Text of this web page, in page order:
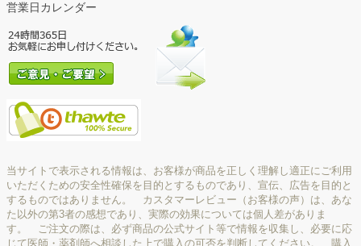
営業日カレンダー
当サイトで表示される情報は、お客様が商品を正しく理解し適正にご利用
いただくための安全性確保を目的とするものであり、宣伝、広告を目的と
するものではありません。 カスタマーレビュー（お客様の声）は、あな
た以外の第3者の感想であり、実際の効果については個人差がありま
す。 ご注文の際は、必ず商品の公式サイト等で情報を収集し、必要に応
じて医師・薬剤師へ相談した上で購入の可否を判断してください。 購入